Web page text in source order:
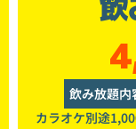
飲み放題内
カラオケ別途